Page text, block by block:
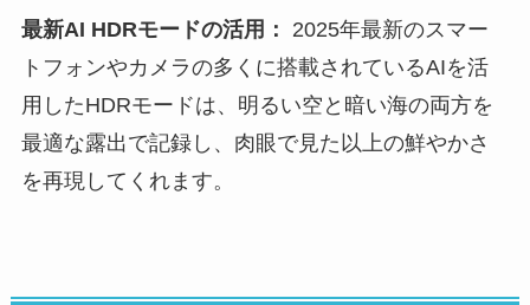
最新AI HDRモードの活用：
2025年最新のスマー
トフォンやカメラの多くに搭載されているAIを活
用したHDRモードは、明るい空と暗い海の両方を
最適な露出で記録し、肉眼で見た以上の鮮やかさ
を再現してくれます。